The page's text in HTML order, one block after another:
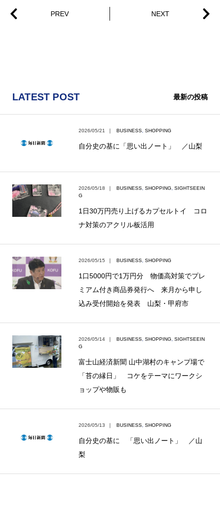
LATEST POST 最新の投稿
2026/05/21 ｜ BUSINESS SHOPPING
自分史の基に「思い出ノート」 ／山梨
2026/05/18 ｜ BUSINESS SHOPPING
SIGHTSEEIN
G
1日30万円売り上げるカプセルトイ コロ
ナ対策のアクリル板活用
2026/05/15 ｜ BUSINESS SHOPPING
1口5000円で1万円分 物価高対策でプレ
ミアム付き商品券発行へ 来月から申し
込み受付開始を発表 山梨・甲府市
2026/05/14 ｜ BUSINESS SHOPPING
SIGHTSEEIN
G
富士山経済新聞 山中湖村のキャンプ場で
「苔の縁日」 コケをテーマにワークシ
ョップや物販も
2026/05/13 ｜ BUSINESS SHOPPING
自分史の基に 「思い出ノート」 ／山
梨